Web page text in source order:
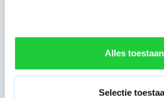
Alles toestaan
Selectie
Heb je nog vragen?
Onze klantenservice is vanaf weer